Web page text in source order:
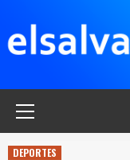
contenido
DEPORTES